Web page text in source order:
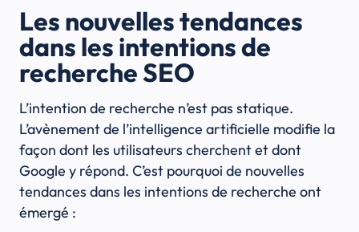
Les nouvelles tendances
dans les intentions de
recherche SEO
L’intention de recherche n’est pas statique.
L’avènement de l’intelligence artificielle modifie la
façon dont les utilisateurs cherchent et dont
Google y répond. C’est pourquoi de nouvelles
tendances dans les intentions de recherche ont
émergé :